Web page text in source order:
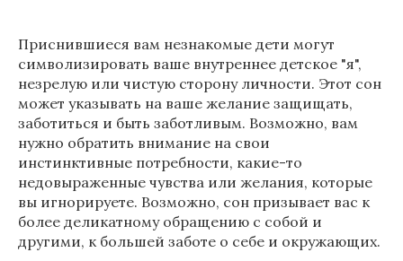
Приснившиеся вам незнакомые дети могут
символизировать ваше внутреннее детское "я",
незрелую или чистую сторону личности. Этот сон
может указывать на ваше желание защищать,
заботиться и быть заботливым. Возможно, вам
нужно обратить внимание на свои
инстинктивные потребности, какие-то
недовыраженные чувства или желания, которые
вы игнорируете. Возможно, сон призывает вас к
более деликатному обращению с собой и
другими, к большей заботе о себе и окружающих.